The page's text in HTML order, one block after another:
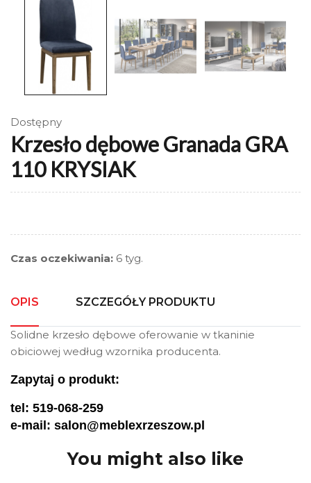
Dostępny
Krzesło dębowe Granada GRA
110 KRYSIAK
Czas oczekiwania: 6 tyg.
OPIS SZCZEGÓŁY PRODUKTU
Solidne krzesło dębowe oferowanie w tkaninie
obiciowej według wzornika producenta.
Zapytaj o produkt:
tel: 519-068-259
e-mail: salon@meblexrzeszow.pl
You might also like